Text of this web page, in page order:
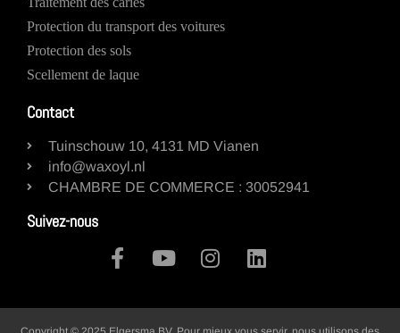
Protection du transport des voitures
Protection des sols
Scellement de laque
Contact
Tuinschouw 10, 4131 MD Vianen
info@waxoyl.nl
CHAMBRE DE COMMERCE : 30052941
Suivez-nous